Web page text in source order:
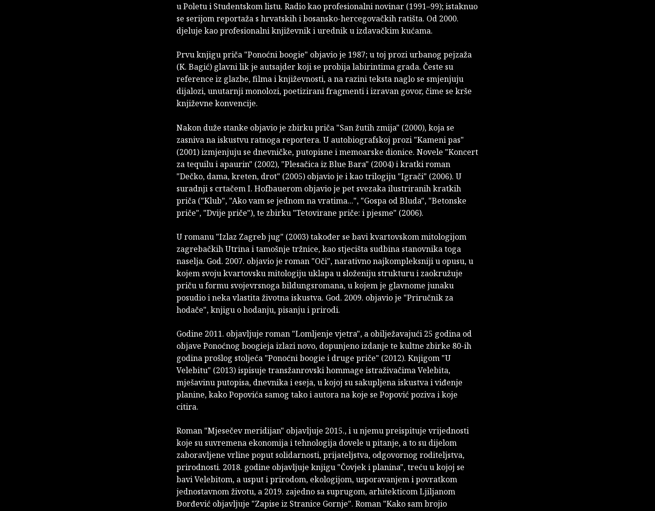
u Poletu i Studentskom listu. Radio kao profesionalni novinar (1991–99); istaknuo
se serijom reportaža s hrvatskih i bosansko-hercegovačkih ratišta. Od 2000.
djeluje kao profesionalni književnik i urednik u izdavačkim kućama.
Prvu knjigu priča "Ponoćni boogie" objavio je 1987; u toj prozi urbanog pejzaža
(K. Bagić) glavni lik je autsajder koji se probija labirintima grada. Česte su
reference iz glazbe, filma i književnosti, a na razini teksta naglo se smjenjuju
dijalozi, unutarnji monolozi, poetizirani fragmenti i izravan govor, čime se krše
književne konvencije.
Nakon duže stanke objavio je zbirku priča "San žutih zmija" (2000), koja se
zasniva na iskustvu ratnoga reportera. U autobiografskoj prozi "Kameni pas"
(2001) izmjenjuju se dnevničke, putopisne i memoarske dionice. Novele "Koncert
za tequilu i apaurin" (2002), "Plesačica iz Blue Bara" (2004) i kratki roman
"Dečko, dama, kreten, drot" (2005) objavio je i kao trilogiju "Igrači" (2006). U
suradnji s crtačem I. Hofbauerom objavio je pet svezaka ilustriranih kratkih
priča ("Klub", "Ako vam se jednom na vratima...", "Gospa od Bluda", "Betonske
priče", "Dvije priče"), te zbirku "Tetovirane priče: i pjesme" (2006).
U romanu "Izlaz Zagreb jug" (2003) također se bavi kvartovskom mitologijom
zagrebačkih Utrina i tamošnje tržnice, kao stjecišta sudbina stanovnika toga
naselja. God. 2007. objavio je roman "Oči", narativno najkompleksniji u opusu, u
kojem svoju kvartovsku mitologiju uklapa u složeniju strukturu i zaokružuje
priču u formu svojevrsnoga bildungsromana, u kojem je glavnome junaku
posudio i neka vlastita životna iskustva. God. 2009. objavio je "Priručnik za
hodače", knjigu o hodanju, pisanju i prirodi.
Godine 2011. objavljuje roman "Lomljenje vjetra", a obilježavajući 25 godina od
objave Ponoćnog boogieja izlazi novo, dopunjeno izdanje te kultne zbirke 80-ih
godina prošlog stoljeća "Ponoćni boogie i druge priče" (2012). Knjigom "U
Velebitu" (2013) ispisuje transžanrovski hommage istraživačima Velebita,
mješavinu putopisa, dnevnika i eseja, u kojoj su sakupljena iskustva i viđenje
planine, kako Popovića samog tako i autora na koje se Popović poziva i koje
citira.
Roman "Mjesečev meridijan" objavljuje 2015., i u njemu preispituje vrijednosti
koje su suvremena ekonomija i tehnologija dovele u pitanje, a to su dijelom
zaboravljene vrline poput solidarnosti, prijateljstva, odgovornog roditeljstva,
prirodnosti. 2018. godine objavljuje knjigu "Čovjek i planina", treću u kojoj se
bavi Velebitom, a usput i prirodom, ekologijom, usporavanjem i povratkom
jednostavnom životu, a 2019. zajedno sa suprugom, arhitekticom Ljiljanom
Đorđević objavljuje "Zapise iz Stranice Gornje". Roman "Kako sam brojio